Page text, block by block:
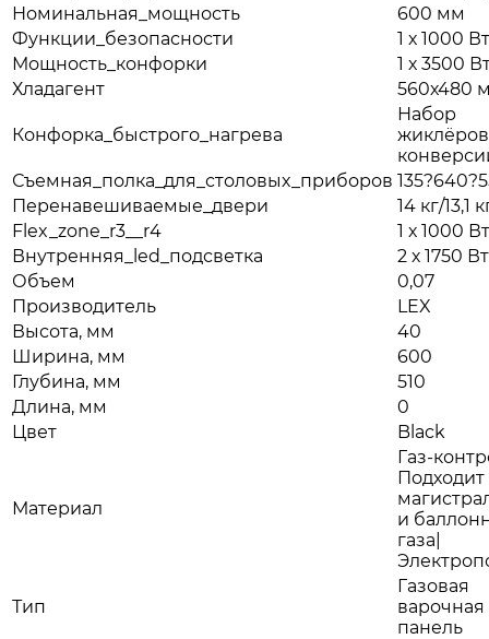
Номинальная_мощность
600 мм
Функции_безопасности
1 х 1000 Вт
Мощность_конфорки
1 х 3500
Хладагент
560х480
Конфорка_быстрого_нагрева
Набор
Съемная_полка_для_столовых_приборов
Перенавешиваемые_двери
14 кг/13,1
Flex_zone_r3__r4
1 х 1000 Вт
Внутренняя_led_подсветка
2 х 1750 Вт
Объем
0,07
Производитель
LEX
Высота, мм
40
Ширина, мм
600
Глубина, мм
510
Длина, мм
0
Цвет
Black
Материал
Газ-
Подходит
и
газа|
Тип
Газовая
варочная
панель